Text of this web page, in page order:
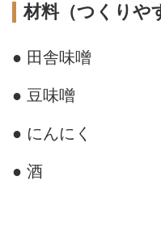
材料（つくりや
● 田舎味噌
● 豆味噌
● にんにく
● 酒